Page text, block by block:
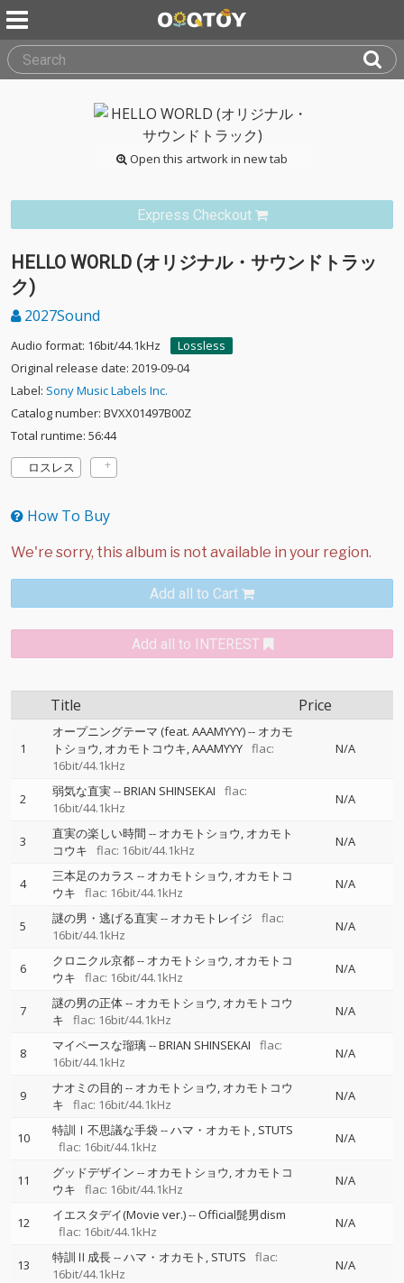
Open this artwork in new tab
Express Checkout
HELLO WORLD (オリジナル・サウンドトラッ
ク)
2027Sound
Audio format: 16bit/44.1kHz
Lossless
Original release date: 2019-09-04
Label: Sony Music Labels Inc.
Catalog number: BVXX01497B00Z
Total runtime: 56:44
ロスレス
How To Buy
Add all to Cart
Add all to INTEREST
Title Price
1
オープニングテーマ (feat. AAAMYYY)-- オカモ
トショウ オカモトコウキ AAAMYYY flac:
16bit/44.1kHz
N/A
2 弱気な直実--BRIAN SHINSEKAI
flac:
16bit/44.1kHz
N/A
3 直実の楽しい時間 -- オカモトショウ オカモト
コウキ
flac: 16bit/44.1kHz
N/A
4 三本足のカラス -- オカモトショウ オカモトコ
ウキ
flac: 16bit/44.1kHz
N/A
5 謎の男・逃げる直実-- オカモトレイジ
flac:
16bit/44.1kHz
N/A
6 クロニクル京都-- オカモトショウ オカモトコ
ウキ
flac: 16bit/44.1kHz
N/A
7 謎の男の正体-- オカモトショウ オカモトコウ
キ
flac: 16bit/44.1kHz
N/A
8 マイペースな瑠璃--BRIAN SHINSEKAI
flac:
16bit/44.1kHz
N/A
9 ナオミの目的 -- オカモトショウ オカモトコウ
キ
flac: 16bit/44.1kHz
N/A
10 特訓Ⅰ不思議な手袋--ハマ・オカモト STUTS
flac: 16bit/44.1kHz
N/A
11 グッドデザイン -- オカモトショウ オカモトコ
ウキ
flac: 16bit/44.1kHz
N/A
12 イエスタデイ(Movie ver.)--Official髭男dism
flac: 16bit/44.1kHz
N/A
13 特訓Ⅱ成長--ハマ・オカモト STUTS
flac:
16bit/44.1kHz
N/A